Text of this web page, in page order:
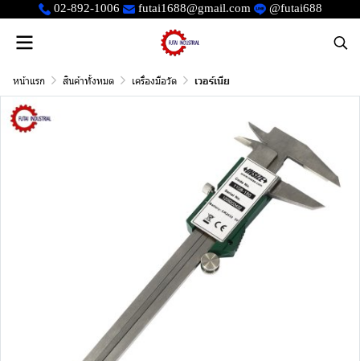
02-892-1006 futai1688@gmail.com @futai688
หน้าแรก สินค้าทั้งหมด เครื่องมือวัด เวอร์เนีย